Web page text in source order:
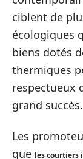
ciblent de
écologiques
biens dotés
thermiques
respectueux
grand succès.
Les
que les courtiers